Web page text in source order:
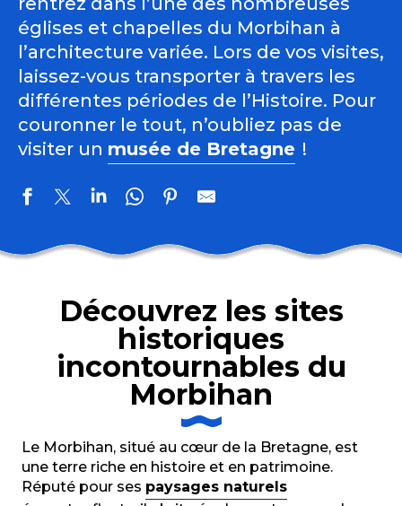
églises et chapelles du Morbihan à
l’architecture variée. Lors de vos visites,
laissez-vous transporter à travers les
différentes périodes de l’Histoire. Pour
couronner le tout, n’oubliez pas de
visiter un musée de Bretagne !
Domaine de Kerguéhennec
Cairn de Petit Mont
Cairn de Gavrinis
Archéosite - Les Mégalithes de Monteneuf
Parc et Château de Loyat
Les Alignements de Carnac
Site des Mégalithes de Locmariaquer
Domaine de Kerlevenan
Allée Couverte du Grah Niol
Fontaine Saint-Hervé (XIXè s.)
Découvrez les sites
historiques
incontournables du
Morbihan
Le Morbihan, situé au cœur de la Bretagne, est
une terre riche en histoire et en patrimoine.
Réputé pour ses paysages naturels